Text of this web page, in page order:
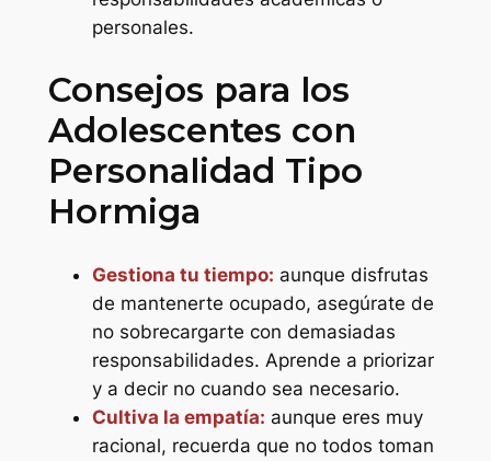
personales.
Consejos para los
Adolescentes con
Personalidad Tipo
Hormiga
Gestiona tu tiempo: aunque disfrutas
de mantenerte ocupado, asegúrate de
no sobrecargarte con demasiadas
responsabilidades. Aprende a priorizar
y a decir no cuando sea necesario.
Cultiva la empatía: aunque eres muy
racional, recuerda que no todos toman